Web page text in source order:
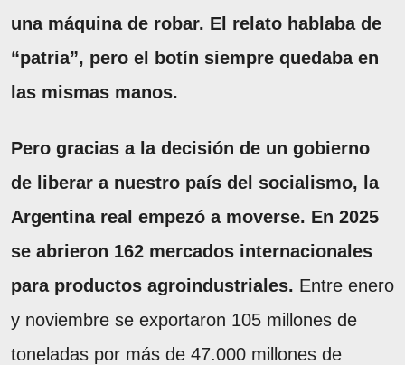
una máquina de robar. El relato hablaba de
“patria”, pero el botín siempre quedaba en
las mismas manos.
Pero gracias a la decisión de un gobierno
de liberar a nuestro país del socialismo, la
Argentina real empezó a moverse. En 2025
se abrieron 162 mercados internacionales
para productos agroindustriales. Entre enero
y noviembre se exportaron 105 millones de
toneladas por más de 47.000 millones de